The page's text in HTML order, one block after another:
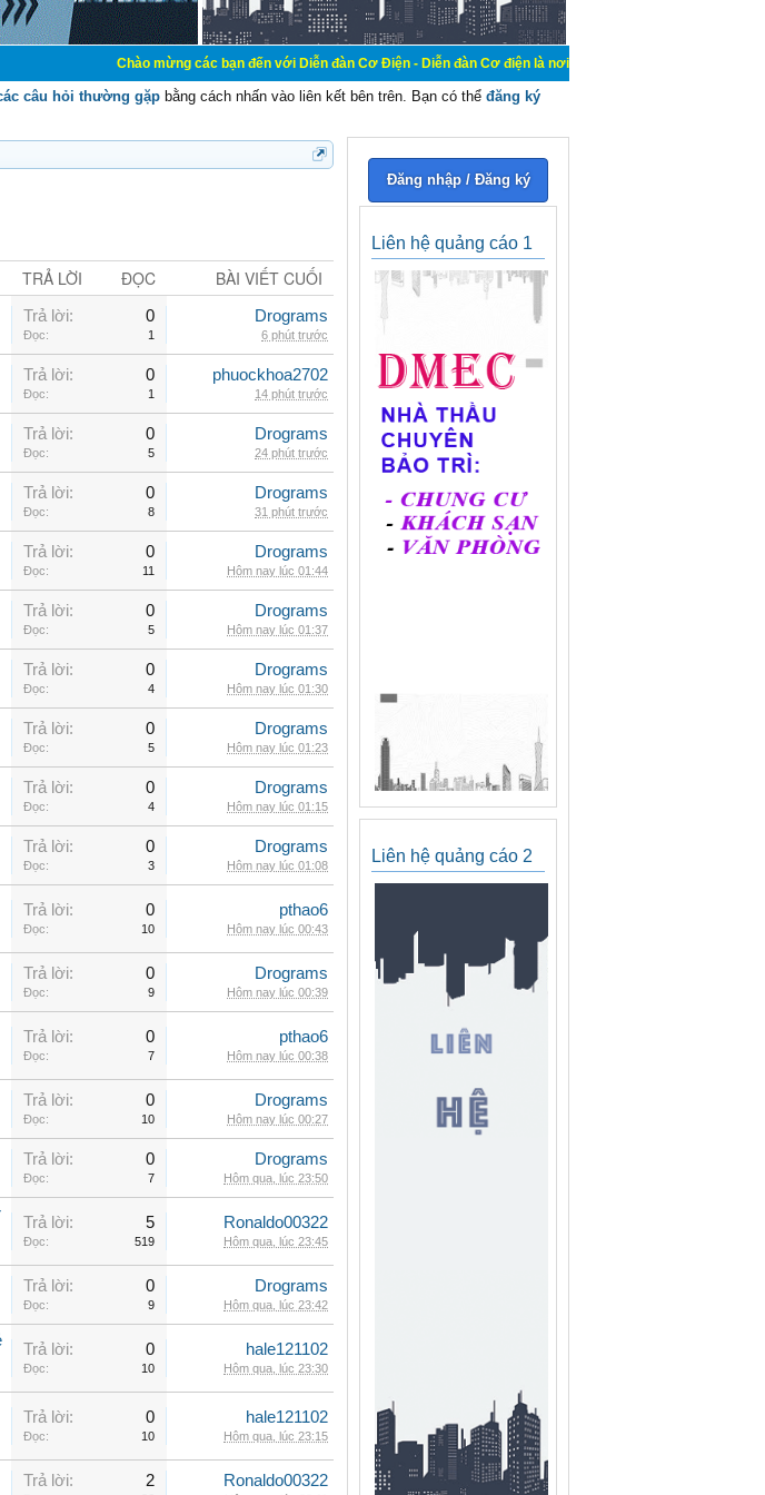
Chào mừng các bạn đến với Diễn đàn Cơ Điện - Diễn đàn Cơ điện là nơi chia sẽ kiến thức kinh nghiệm trong
câu hỏi thường gặp bằng cách nhấn vào liên kết bên trên. Bạn có thể đăng ký
TRẢ LỜI ĐỌC BÀI VIẾT CUỐI
Trả lời: 0
Đọc: 1
Drograms
6 phút trước
Trả lời: 0
Đọc: 1
phuockhoa2702
14 phút trước
Trả lời: 0
Đọc: 5
Drograms
24 phút trước
Trả lời: 0
Đọc: 8
Drograms
31 phút trước
Trả lời: 0
Đọc: 11
Drograms
Hôm nay lúc 01:44
Trả lời: 0
Đọc: 5
Drograms
Hôm nay lúc 01:37
Trả lời: 0
Đọc: 4
Drograms
Hôm nay lúc 01:30
Trả lời: 0
Đọc: 5
Drograms
Hôm nay lúc 01:23
Trả lời: 0
Đọc: 4
Drograms
Hôm nay lúc 01:15
Trả lời: 0
Đọc: 3
Drograms
Hôm nay lúc 01:08
Trả lời: 0
Đọc: 10
pthao6
Hôm nay lúc 00:43
Trả lời: 0
Đọc: 9
Drograms
Hôm nay lúc 00:39
Trả lời: 0
Đọc: 7
pthao6
Hôm nay lúc 00:38
Trả lời: 0
Đọc: 10
Drograms
Hôm nay lúc 00:27
Trả lời: 0
Đọc: 7
Drograms
Hôm qua, lúc 23:50
Trả lời: 5
Đọc: 519
Ronaldo00322
Hôm qua, lúc 23:45
Trả lời: 0
Đọc: 9
Drograms
Hôm qua, lúc 23:42
Trả lời: 0
Đọc: 10
hale121102
Hôm qua, lúc 23:30
Trả lời: 0
Đọc: 10
hale121102
Hôm qua, lúc 23:15
Trả lời: 2 Ronaldo00322
Đăng nhập / Đăng ký
Liên hệ quảng cáo 1
Liên hệ quảng cáo 2